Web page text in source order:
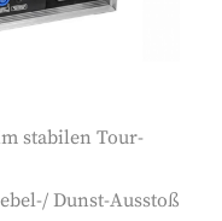
stabilen Tour-
Dunst-Ausstoß